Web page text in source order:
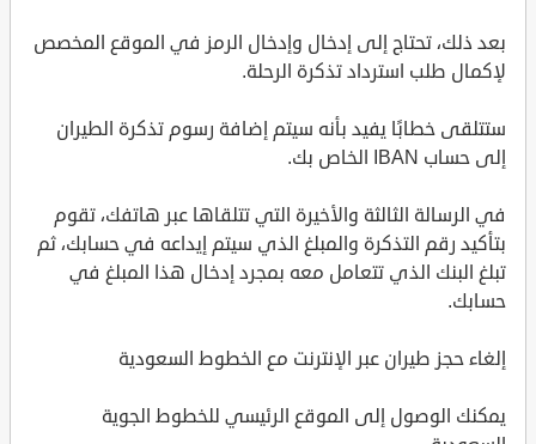
بعد ذلك، تحتاج إلى إدخال وإدخال الرمز في الموقع المخصص
لإكمال طلب استرداد تذكرة الرحلة.
ستتلقى خطابًا يفيد بأنه سيتم إضافة رسوم تذكرة الطيران
إلى حساب IBAN الخاص بك.
في الرسالة الثالثة والأخيرة التي تتلقاها عبر هاتفك، تقوم
بتأكيد رقم التذكرة والمبلغ الذي سيتم إيداعه في حسابك، ثم
تبلغ البنك الذي تتعامل معه بمجرد إدخال هذا المبلغ في
حسابك.
إلغاء حجز طيران عبر الإنترنت مع الخطوط السعودية
يمكنك الوصول إلى الموقع الرئيسي للخطوط الجوية